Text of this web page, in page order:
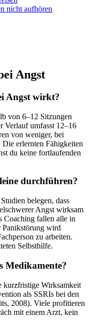
nicht aufhören
Angst
Angst wirkt?
von 6–12 Sitzungen
Verlauf umfasst 12–16
von weniger, bei
erlernten Fähigkeiten
du keine fortlaufenden
durchführen?
belegen, dass
Angst wirksam
Coaching fallen alle in
Panikstörung wird
zu arbeiten.
Selbsthilfe.
Medikamente?
kurzfristige Wirksamkeit
als SSRIs bei den
2008). Viele profitieren
mit einem Arzt, kein